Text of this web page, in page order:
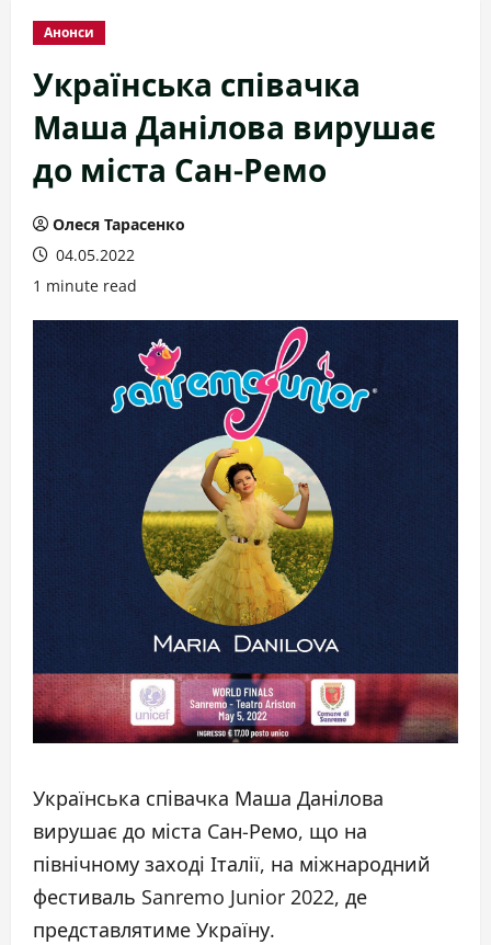
Анонси
Українська співачка
Маша Данілова вирушає
до міста Сан-Ремо
Олеся Тарасенко
04.05.2022
1 minute read
Українська співачка Маша Данілова
вирушає до міста Сан-Ремо, що на
північному заході Італії, на міжнародний
фестиваль Sanremo Junior 2022, де
представлятиме Україну.